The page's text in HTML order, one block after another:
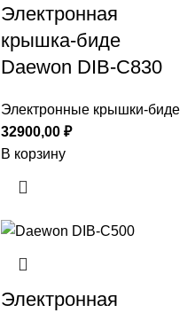
Электронная
крышка-биде
Daewon DIB-C830
Электронные крышки-биде
32900,00 ₽
В корзину
Электронная